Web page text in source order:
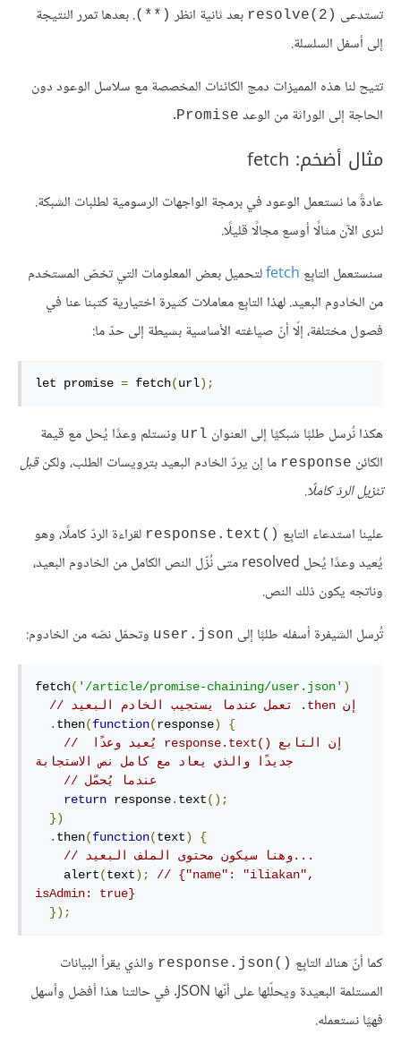
تستدعى resolve(2) بعد ثانية انظر (**). بعدها تمرر النتيجة
إلى أسفل السلسلة.
تتيح لنا هذه المميزات دمج الكائنات المخصصة مع سلاسل الوعود دون
الحاجة إلى الوراثة من الوعد Promise
.
مثال أضخم: fetch
عادةً ما نستعمل الوعود في برمجة الواجهات الرسومية لطلبات الشبكة.
لنرى الآن مثالًا أوسع مجالًا قليلًا.
سنستعمل التابِع fetchلتحميل بعض المعلومات التي تخصّ المستخدم
من الخادوم البعيد. لهذا التابِع معاملات كثيرة اختيارية كتبنا عنا في
فصول مختلفة، إلّا أنّ صياغته الأساسية بسيطة إلى حدّ ما:
let promise = fetch(url);
هكذا نُرسل طلبًا شبكيًا إلى العنوان url ونستلم وعدًا يُحل مع قيمة
الكائن response ما إن يردّ الخادم البعيد بترويسات الطلب، ولكنقبل
تنزيل الردّ كاملًا.
علينا استدعاء التابِع response.text()‎ لقراءة الردّ كاملًا، وهو
يُعيد وعدًا يُحل resolved متى نُزّل النص الكامل من الخادوم البعيد،
وناتجه يكون ذلك النص.
تُرسل الشيفرة أسفله طلبًا إلى user.json وتحمّل نصّه من الخادوم:
fetch( '/article/promise-chaining/user.json' )
// ‫إن ‎.then تعمل عندما يستجيب الخادم البعيد
. then(function(response)
{
// ‫إن التابع response.text()‎ يُعيد وعدًا
// عندما يُحمّل
return response. text();
})
. then(function(text)
{
// ‫...وهنا سيكون محتوى الملف البعيد
    alert
(text);
// {"name": "iliakan",
isAdmin: true}
});
كما أنّ هناك التابِع response.json()‎ والذي يقرأ البيانات
المستلمة البعيدة ويحلّلها على أنّها JSON. في حالتنا هذا أفضل وأسهل
فهيًا نستعمله.